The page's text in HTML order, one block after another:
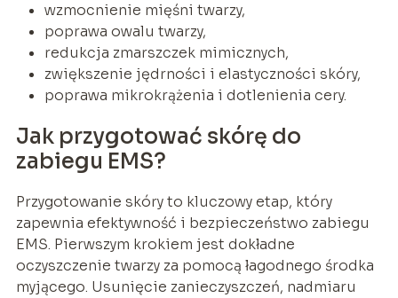
wzmocnienie mięśni twarzy,
poprawa owalu twarzy,
redukcja zmarszczek mimicznych,
zwiększenie jędrności i elastyczności skóry,
poprawa mikrokrążenia i dotlenienia cery.
Jak przygotować skórę do
zabiegu EMS?
Przygotowanie skóry to kluczowy etap, który
zapewnia efektywność i bezpieczeństwo zabiegu
EMS. Pierwszym krokiem jest dokładne
oczyszczenie twarzy za pomocą łagodnego środka
myjącego. Usunięcie zanieczyszczeń, nadmiaru